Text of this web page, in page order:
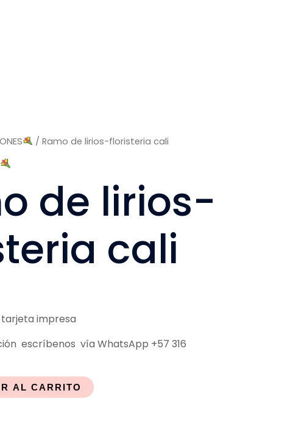
/ Ramo de lirios-floristeria cali
de lirios-
cali
impresa
escríbenos vía WhatsApp +57 316
AL CARRITO